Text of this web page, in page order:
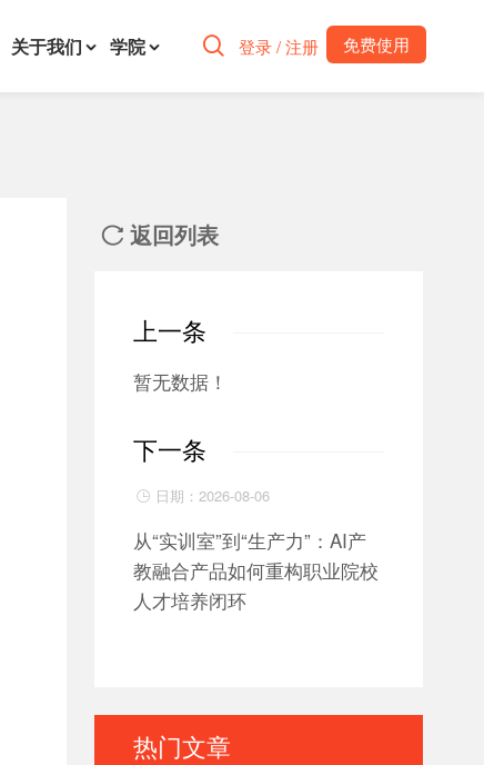
关于我们 学院  登录 / 注册 免费使用
 返回列表
上一条
暂无数据！
下一条
 日期：2026-08-06
从“实训室”到“生产力”：AI产
教融合产品如何重构职业院校
人才培养闭环
热门文章